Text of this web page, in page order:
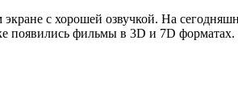
с хорошей озвучкой. На
появились фильмы в 3D и 7D